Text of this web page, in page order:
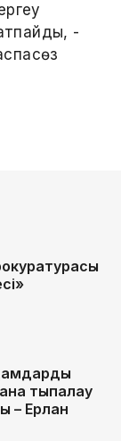
-
тықпалау
– Ерлан